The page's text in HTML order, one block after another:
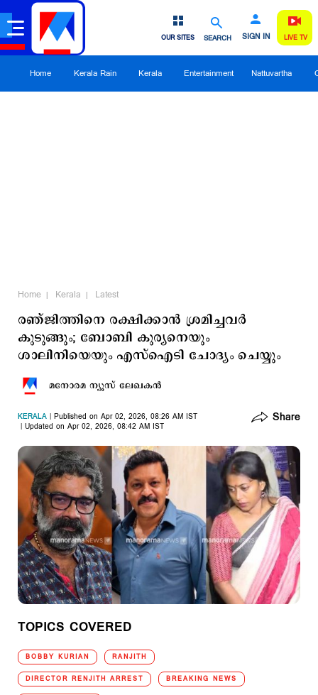
SEARCH SIGN IN
OUR SITES LIVE TV
Home Kerala Rain Kerala Entertainment Nattuvartha
Home Kerala Latest
രഞ്ജിത്തിനെ രക്ഷിക്കാൻ ശ്രമിച്ചവർ
കുടുങ്ങും; ബോബി കുര്യനെയും
ശാലിനിയെയും എസ്ഐടി ചോദ്യം ചെയ്യും
മനോരമ ന്യൂസ് ലേഖകന്‍
KERALA
Published on Apr 02, 2026, 08:26 AM IST
Updated on Apr 02, 2026, 08:42 AM IST
Share
TOPICS COVERED
BOBBY KURIAN RANJITH
DIRECTOR RENJITH ARREST BREAKING NEWS